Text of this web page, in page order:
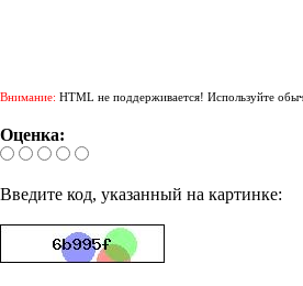
Внимание: HTML не поддерживается! Используйте
Оценка:
Введите код, указанный на картинке: